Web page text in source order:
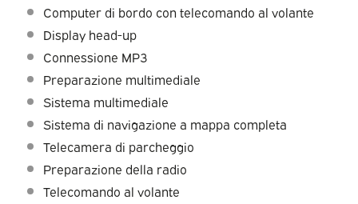
Computer di bordo con telecomando al volante
Display head-up
Connessione MP3
Preparazione multimediale
Sistema multimediale
Sistema di navigazione a mappa completa
Telecamera di parcheggio
Preparazione della radio
Telecomando al volante